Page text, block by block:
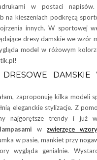
w postaci
na kieszeniach podkręcą
innych. W sportowej
dresy damskie we wzór
model w różowym
DAMSKIE
zaproponuję kilka modeli
eleganckie stylizacje. Z
najgorętsze trendy i już
w zwierzęce wzory
w pasie, mankiet przy
wygląda genialnie.